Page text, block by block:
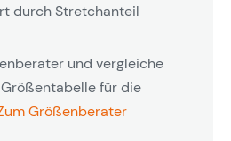
durch Stretchanteil
und vergleiche
für die
Größenberater